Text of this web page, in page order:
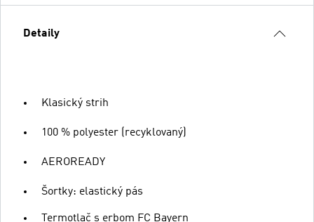
Detaily
Klasický strih
100 % polyester (recyklovaný)
AEROREADY
Šortky: elastický pás
Termotlač s erbom FC Bayern